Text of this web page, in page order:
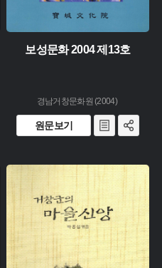
보성문화 2004 제13호
경남거창문화원 (2004)
원문보기
생산 :